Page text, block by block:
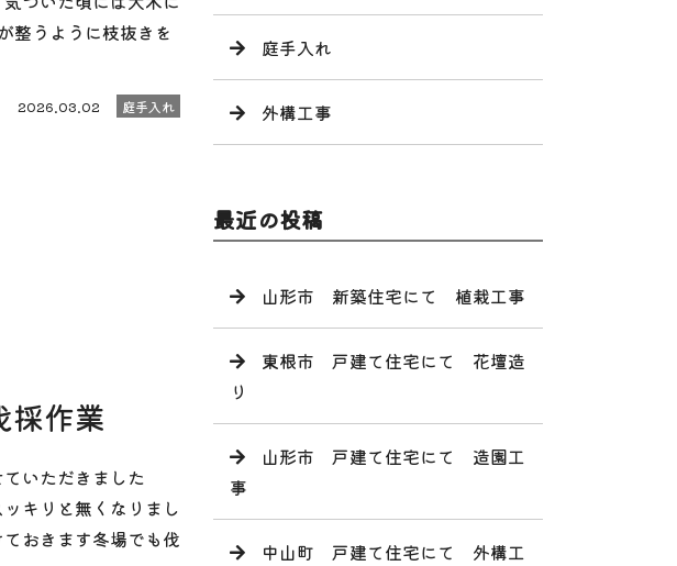
うように枝抜きを
2026.03.02 庭手入れ
作業
いただきました
キリと無くなりまし
おきます冬場でも伐
庭手入れ
外構工事
最近の投稿
山形市 新築住宅にて 植栽工事
東根市 戸建て住宅にて 花壇造
り
山形市 戸建て住宅にて 造園工
事
中山町 戸建て住宅にて 外構工